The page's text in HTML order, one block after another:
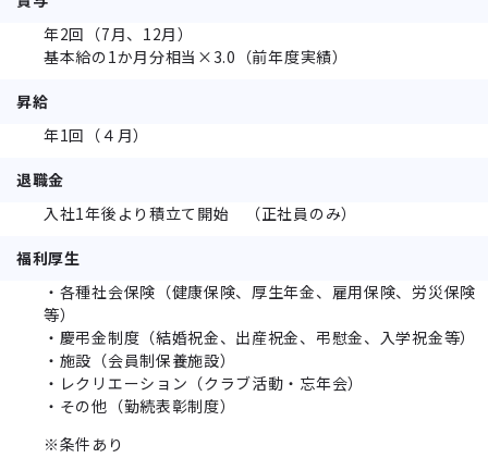
年2回（7月、12月）
基本給の1か月分相当×3.0（前年度実績）
昇給
年1回（４月）
退職金
入社1年後より積立て開始 （正社員のみ）
福利厚生
・各種社会保険（健康保険、厚生年金、雇用保険、労災保険
等）
・慶弔金制度（結婚祝金、出産祝金、弔慰金、入学祝金等）
・施設（会員制保養施設）
・レクリエーション（クラブ活動・忘年会）
・その他（勤続表彰制度）
※条件あり